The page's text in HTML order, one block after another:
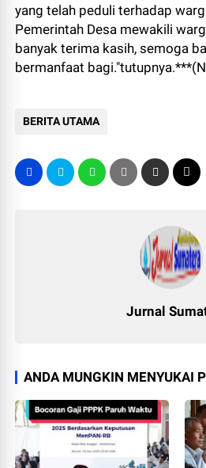
yang telah peduli terhadap
Pemerintah Desa mewakili
banyak terima kasih, semoga
bermanfaat
BERITA UTAMA
Jurnal
ANDA MUNGKIN MENYUKAI